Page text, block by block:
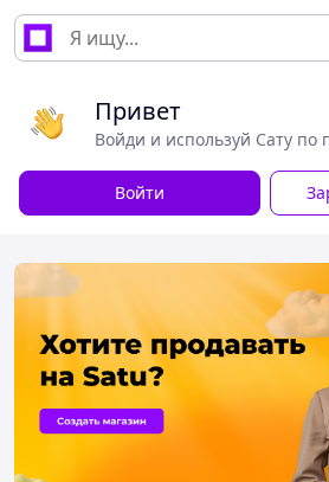
Привет
Войди и используй Сату по
Войти